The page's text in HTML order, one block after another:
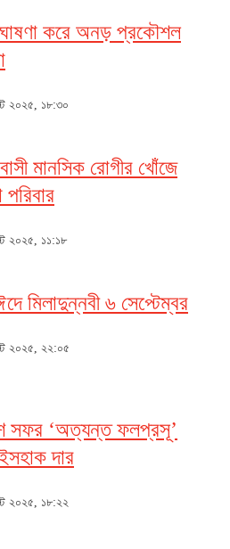
করে অনড় প্রকৌশল
২০২৫, ১৮:৩০
মানসিক রোগীর খোঁজে
পরিবার
২০২৫, ১১:১৮
মিলাদুন্নবী ৬ সেপ্টেম্বর
২০২৫, ২২:০৫
সফর ‘অত্যন্ত ফলপ্রসূ’
দার
২০২৫, ১৮:২২